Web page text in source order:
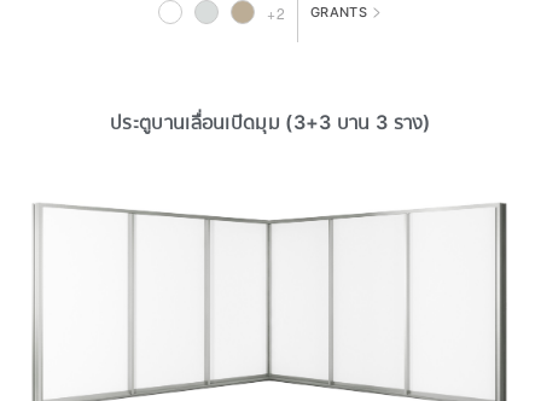
+2
GRANTS >
ประตูบานเลื่อนเปิดมุม (3+3 บาน 3 ราง)